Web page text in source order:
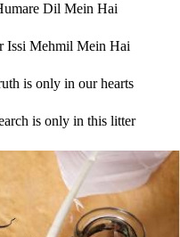
Dil Mein Hai
Issi Mehmil Mein Hai
is only in our hearts
is only in this litter